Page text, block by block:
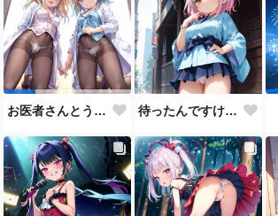
お医者さんとうそう 待ったんですけど？